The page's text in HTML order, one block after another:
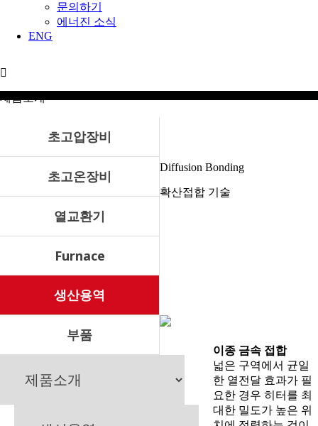
문의하기
에너진 소식
ENG
제품소개
초고압장비
초고온장비
열교환기
Furnace
생산용역
부품
Diffusion Bonding
확산접합 기술
이종 금속 접합
넓은 구역에서 균일
한 열전달 효과가 필
요한 경우 히터를 최
대한 밀도가 높은 위